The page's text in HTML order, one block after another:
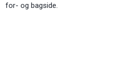
for- og bagside.